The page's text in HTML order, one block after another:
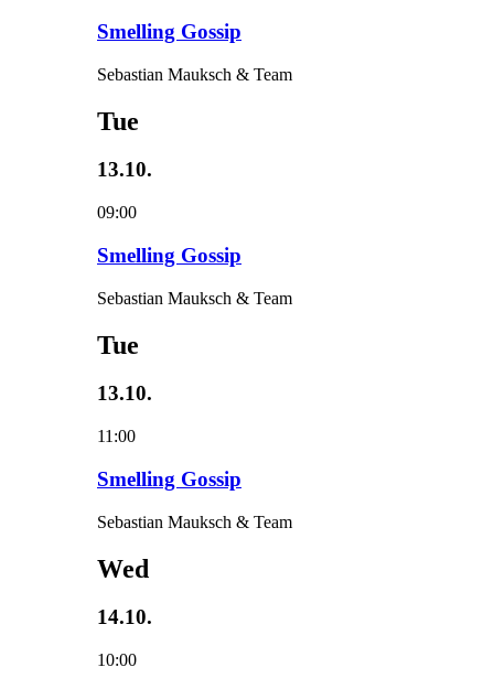
Smelling Gossip
Sebastian Mauksch & Team
Tue
13.10.
09:00
Smelling Gossip
Sebastian Mauksch & Team
Tue
13.10.
11:00
Smelling Gossip
Sebastian Mauksch & Team
Wed
14.10.
10:00